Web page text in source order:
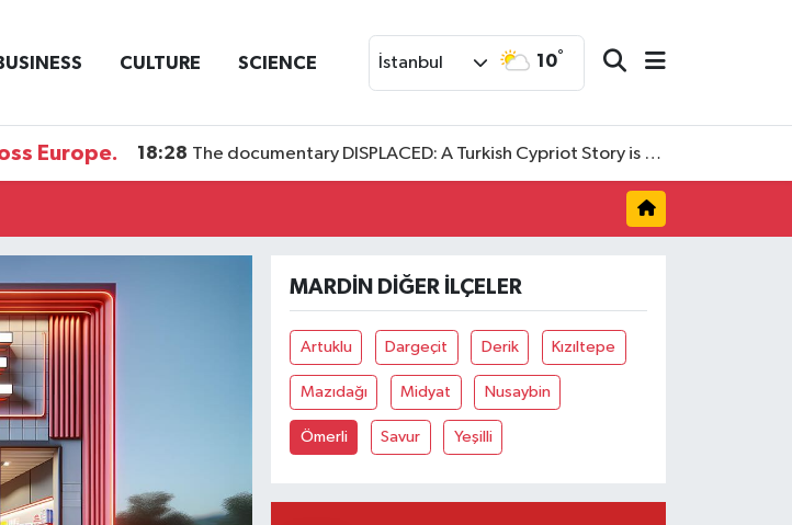
CULTURE SCIENCE İstanbul 10°
Europe. 18:28 The documentary DISPLACED: A Turkish Cypriot Story is now available to watch
MARDIN DIĞER İLÇELER
Artuklu Dargeçit Derik Kızıltepe
Mazıdağı Midyat Nusaybin
Ömerli Savur Yeşilli